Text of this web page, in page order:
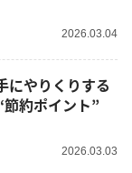
2026.03.04
にやりくりする
約ポイント”
2026.03.03